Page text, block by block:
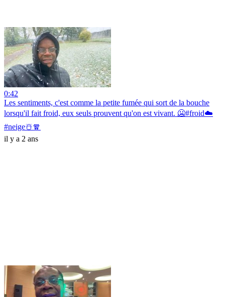
0:42
Les sentiments, c'est comme la petite fumée qui sort de la bouche
lorsqu'il fait froid, eux seuls prouvent qu'on est vivant. 🥶#froid☁️
#neige☃️🧣
il y a 2 ans